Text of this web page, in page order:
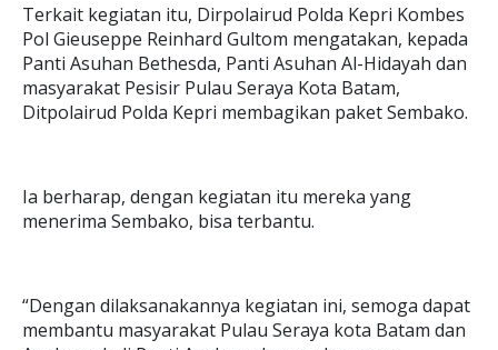
Terkait kegiatan itu, Dirpolairud Polda Kepri Kombes
Pol Gieuseppe Reinhard Gultom mengatakan, kepada
Panti Asuhan Bethesda, Panti Asuhan Al-Hidayah dan
masyarakat Pesisir Pulau Seraya Kota Batam,
Ditpolairud Polda Kepri membagikan paket Sembako.
Ia berharap, dengan kegiatan itu mereka yang
menerima Sembako, bisa terbantu.
“Dengan dilaksanakannya kegiatan ini, semoga dapat
membantu masyarakat Pulau Seraya kota Batam dan